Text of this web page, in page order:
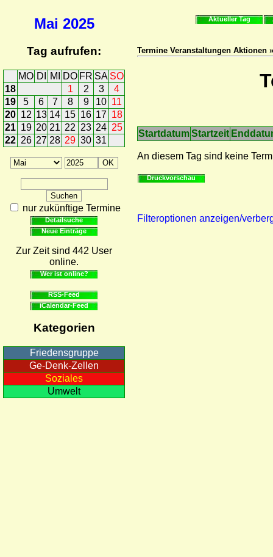
Mai 2025
Tag aufrufen:
MO DI MI DO FR SA SO
18
1 2 3
4
19
5 6 7 8 9 10 11
20 12 13 14 15 16 17 18
21 19 20 21 22 23 24 25
22 26 27 28 29 30 31
nur zukünftige Termine
Detailsuche
Neue Einträge
Zur Zeit sind 442 User
online.
Wer ist online?
RSS-Feed
iCalendar-Feed
Kategorien
Friedensgruppe
Ge-Denk-Zellen
Soziales
Umwelt
Aktueller Tag
Termine Veranstaltungen Aktionen
StartdatumStartzeit
An diesem Tag sind keine
Druckvorschau
Filteroptionen anzeigen/